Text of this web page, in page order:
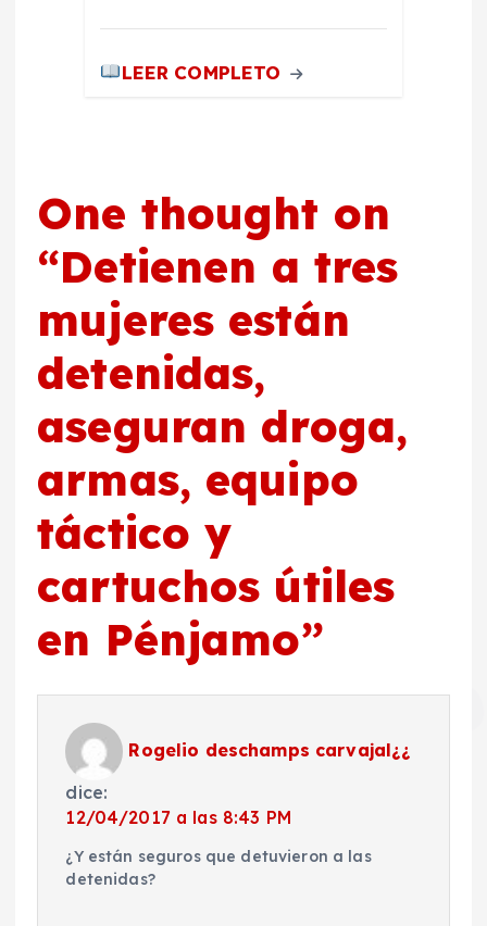
LEER COMPLETO
One thought on
“Detienen a tres
mujeres están
detenidas,
aseguran droga,
armas, equipo
táctico y
cartuchos útiles
en Pénjamo”
Rogelio deschamps carvajal¿¿
dice:
12/04/2017 a las 8:43 PM
¿Y están seguros que detuvieron a las
detenidas?